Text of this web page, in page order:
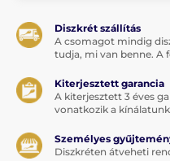
Diszkrét szállítás
A csomagot mindig
tudja, mi van benne. A
Kiterjesztett garancia
A kiterjesztett 3 éves
vonatkozik a
Személyes
Diszkréten átveheti